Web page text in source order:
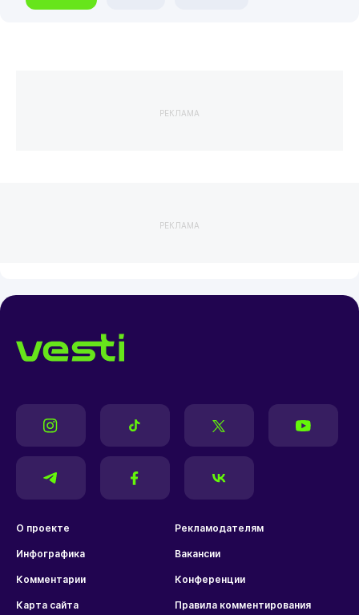
РЕКЛАМА
РЕКЛАМА
О проекте Рекламодателям
Инфографика Вакансии
Комментарии Конференции
Карта сайта Правила комментирования